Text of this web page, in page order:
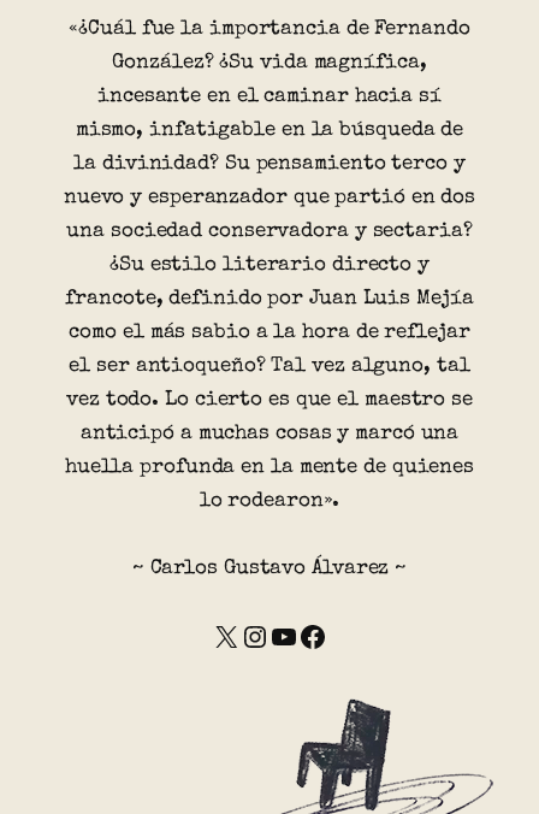
«¿Cuál fue la importancia de Fernando
González? ¿Su vida magnífica,
incesante en el caminar hacia sí
mismo, infatigable en la búsqueda de
la divinidad? Su pensamiento terco y
nuevo y esperanzador que partió en dos
una sociedad conservadora y sectaria?
¿Su estilo literario directo y
francote, definido por Juan Luis Mejía
como el más sabio a la hora de reflejar
el ser antioqueño? Tal vez alguno, tal
vez todo. Lo cierto es que el maestro se
anticipó a muchas cosas y marcó una
huella profunda en la mente de quienes
lo rodearon».
~ Carlos Gustavo Álvarez ~
X Instagram YouTube Facebook